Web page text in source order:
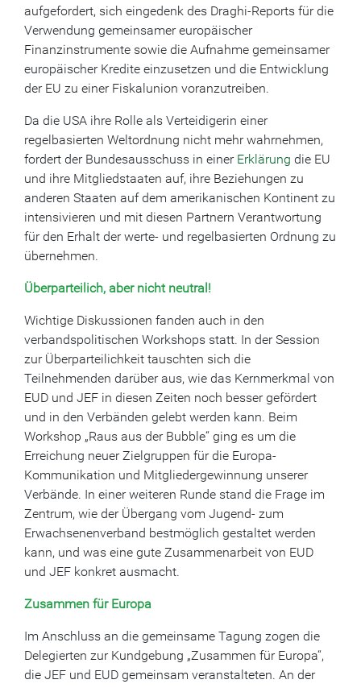
aufgefordert, sich eingedenk des Draghi-Reports für die
Verwendung gemeinsamer europäischer
Finanzinstrumente sowie die Aufnahme gemeinsamer
europäischer Kredite einzusetzen und die Entwicklung
der EU zu einer Fiskalunion voranzutreiben.
Da die USA ihre Rolle als Verteidigerin einer
regelbasierten Weltordnung nicht mehr wahrnehmen,
fordert der Bundesausschuss in einer Erklärung die EU
und ihre Mitgliedstaaten auf, ihre Beziehungen zu
anderen Staaten auf dem amerikanischen Kontinent zu
intensivieren und mit diesen Partnern Verantwortung
für den Erhalt der werte- und regelbasierten Ordnung zu
übernehmen.
Überparteilich, aber nicht neutral!
Wichtige Diskussionen fanden auch in den
verbandspolitischen Workshops statt. In der Session
zur Überparteilichkeit tauschten sich die
Teilnehmenden darüber aus, wie das Kernmerkmal von
EUD und JEF in diesen Zeiten noch besser gefördert
und in den Verbänden gelebt werden kann. Beim
Workshop „Raus aus der Bubble“ ging es um die
Erreichung neuer Zielgruppen für die Europa-
Kommunikation und Mitgliedergewinnung unserer
Verbände. In einer weiteren Runde stand die Frage im
Zentrum, wie der Übergang vom Jugend- zum
Erwachsenenverband bestmöglich gestaltet werden
kann, und was eine gute Zusammenarbeit von EUD
und JEF konkret ausmacht.
Zusammen für Europa
Im Anschluss an die gemeinsame Tagung zogen die
Delegierten zur Kundgebung „Zusammen für Europa“,
die JEF und EUD gemeinsam veranstalteten. An der